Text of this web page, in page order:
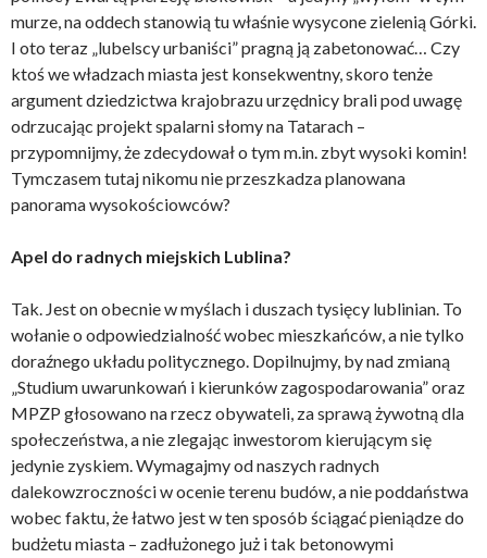
murze, na oddech stanowią tu właśnie wysycone zielenią Górki.
I oto teraz „lubelscy urbaniści” pragną ją zabetonować… Czy
ktoś we władzach miasta jest konsekwentny, skoro tenże
argument dziedzictwa krajobrazu urzędnicy brali pod uwagę
odrzucając projekt spalarni słomy na Tatarach –
przypomnijmy, że zdecydował o tym m.in. zbyt wysoki komin!
Tymczasem tutaj nikomu nie przeszkadza planowana
panorama wysokościowców?
Apel do radnych miejskich Lublina?
Tak. Jest on obecnie w myślach i duszach tysięcy lublinian. To
wołanie o odpowiedzialność wobec mieszkańców, a nie tylko
doraźnego układu politycznego. Dopilnujmy, by nad zmianą
„Studium uwarunkowań i kierunków zagospodarowania” oraz
MPZP głosowano na rzecz obywateli, za sprawą żywotną dla
społeczeństwa, a nie zlegając inwestorom kierującym się
jedynie zyskiem. Wymagajmy od naszych radnych
dalekowzroczności w ocenie terenu budów, a nie poddaństwa
wobec faktu, że łatwo jest w ten sposób ściągać pieniądze do
budżetu miasta – zadłużonego już i tak betonowymi